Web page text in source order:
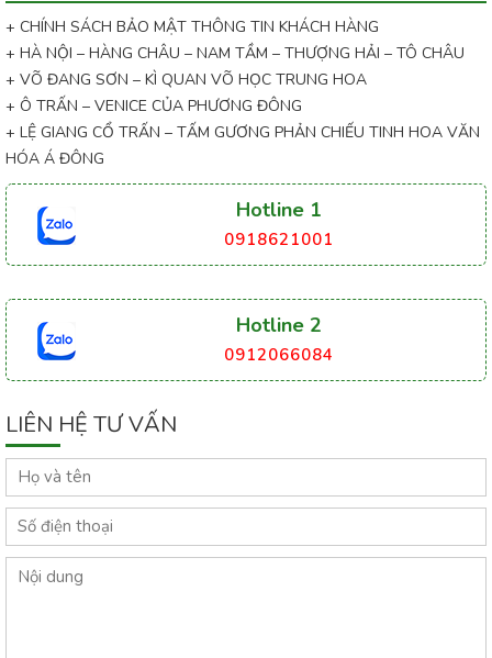
+ CHÍNH SÁCH BẢO MẬT THÔNG TIN KHÁCH HÀNG
+ HÀ NỘI – HÀNG CHÂU – NAM TẦM – THƯỢNG HẢI – TÔ CHÂU
+ VÕ ĐANG SƠN – KÌ QUAN VÕ HỌC TRUNG HOA
+ Ô TRẤN – VENICE CỦA PHƯƠNG ĐÔNG
+ LỆ GIANG CỔ TRẤN – TẤM GƯƠNG PHẢN CHIẾU TINH HOA VĂN
HÓA Á ĐÔNG
Hotline 1
0918621001
Hotline 2
0912066084
LIÊN HỆ TƯ VẤN